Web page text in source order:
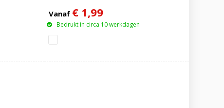
Vanaf € 1,99
Bedrukt in circa 10 werkdagen